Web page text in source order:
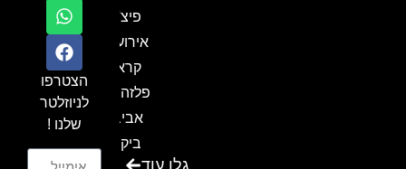
פיצ'ר
אירועים
קראון
פלזה תל
אביב-
ביקור
גלו עוד
הצטרפו
לניוזלטר
שלנו !